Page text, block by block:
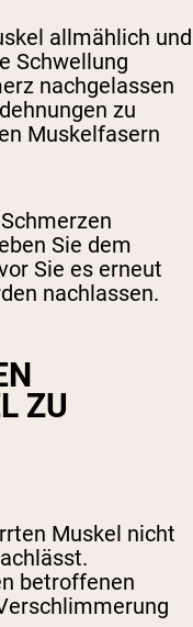
allmählich und
Schwellung
nachgelassen
zu
Muskelfasern
Sie dem
Sie es erneut
nachlassen.
ZU
Muskel nicht
betroffenen